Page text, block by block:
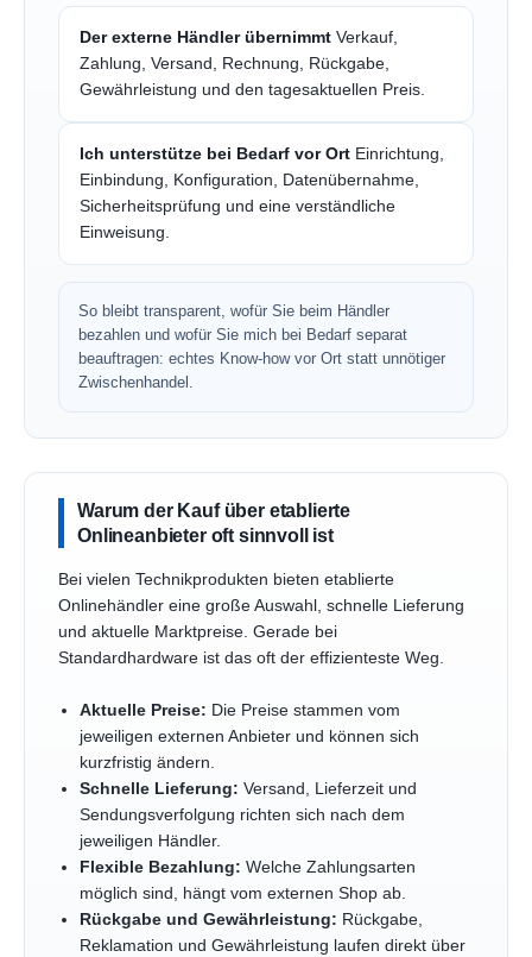
Der externe Händler übernimmt Verkauf,
Zahlung, Versand, Rechnung, Rückgabe,
Gewährleistung und den tagesaktuellen Preis.
Ich unterstütze bei Bedarf vor Ort Einrichtung,
Einbindung, Konfiguration, Datenübernahme,
Sicherheitsprüfung und eine verständliche
Einweisung.
So bleibt transparent, wofür Sie beim Händler
bezahlen und wofür Sie mich bei Bedarf separat
beauftragen: echtes Know-how vor Ort statt unnötiger
Zwischenhandel.
Warum der Kauf über etablierte
Onlineanbieter oft sinnvoll ist
Bei vielen Technikprodukten bieten etablierte
Onlinehändler eine große Auswahl, schnelle Lieferung
und aktuelle Marktpreise. Gerade bei
Standardhardware ist das oft der effizienteste Weg.
Aktuelle Preise: Die Preise stammen vom
jeweiligen externen Anbieter und können sich
kurzfristig ändern.
Schnelle Lieferung: Versand, Lieferzeit und
Sendungsverfolgung richten sich nach dem
jeweiligen Händler.
Flexible Bezahlung: Welche Zahlungsarten
möglich sind, hängt vom externen Shop ab.
Rückgabe und Gewährleistung: Rückgabe,
Reklamation und Gewährleistung laufen direkt über